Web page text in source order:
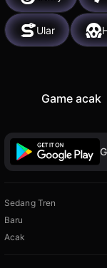
Ular
Game acak
Sedang Tren
Baru
Acak